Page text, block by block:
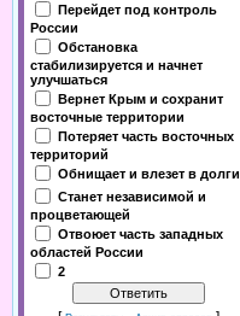
Перейдет под контроль
России
Обстановка
стабилизируется и начнет
улучшаться
Вернет Крым и сохранит
восточные территории
Потеряет часть восточных
территорий
Обнищает и влезет в долги
Станет независимой и
процветающей
Отвоюет часть западных
областей России
2